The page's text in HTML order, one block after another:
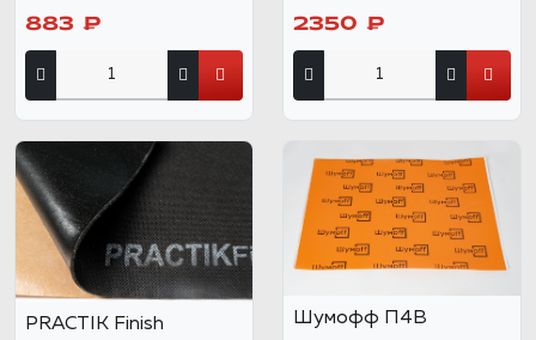
883 ₽ 2350 ₽
PRACTIK Finish
Шумофф П4В